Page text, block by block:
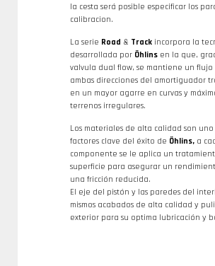
la cesta será posible especificar los
calibracion.
La serie Road & Track incorpora la
desarrollada por Öhlins en la que,
valvula dual flow, se mantiene un
ambas direcciones del amortiguador
en un mayor agarre en curvas y
terrenos irregulares.
Los materiales de alta calidad son
factores clave del éxito de Öhlins, a
componente se le aplica un
superficie para asegurar un
una fricción reducida.
El eje del pistón y las paredes del
mismos acabados de alta calidad y
exterior para su optima lubricación y